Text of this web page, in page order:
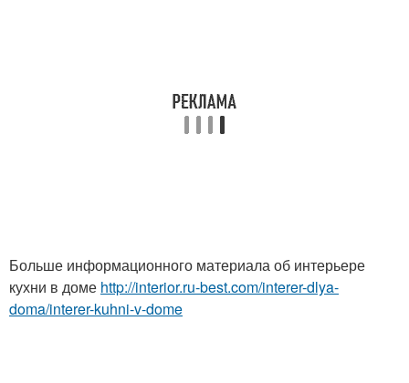
Больше информационного материала об интерьере
кухни в доме http://interior.ru-best.com/interer-dlya-
doma/interer-kuhni-v-dome